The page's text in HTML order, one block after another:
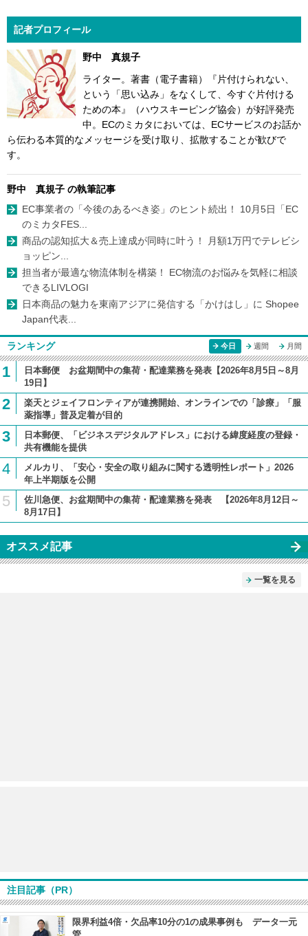
記者プロフィール
野中 真規子
ライター。著書（電子書籍）『片付けられない、
という「思い込み」をなくして、今すぐ片付ける
ための本』（ハウスキーピング協会）が好評発売
中。ECのミカタにおいては、ECサービスのお話か
ら伝わる本質的なメッセージを受け取り、拡散することが歓びで
す。
野中 真規子 の執筆記事
EC事業者の「今後のあるべき姿」のヒント続出！ 10月5日「EC
のミカタFES...
商品の認知拡大＆売上達成が同時に叶う！ 月額1万円でテレビシ
ョッピン...
担当者が最適な物流体制を構築！ EC物流のお悩みを気軽に相談
できるLIVLOGI
日本商品の魅力を東南アジアに発信する「かけはし」に Shopee
Japan代表...
ランキング 今日 週間 月間
1
日本郵便 お盆期間中の集荷・配達業務を発表【2026年8月5日～8月
19日】
2
楽天とジェイフロンティアが連携開始、オンラインでの「診療」「服
薬指導」普及定着が目的
3
日本郵便、「ビジネスデジタルアドレス」における緯度経度の登録・
共有機能を提供
4
メルカリ、「安心・安全の取り組みに関する透明性レポート」2026
年上半期版を公開
5
佐川急便、お盆期間中の集荷・配達業務を発表 【2026年8月12日～
8月17日】
オススメ記事
一覧を見る
注目記事（PR）
限界利益4倍・欠品率10分の1の成果事例も データ一元